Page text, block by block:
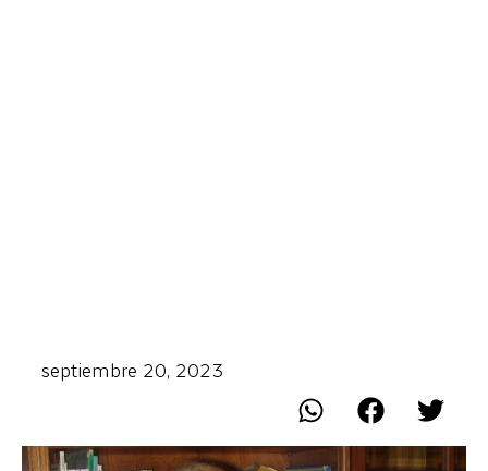
septiembre 20, 2023